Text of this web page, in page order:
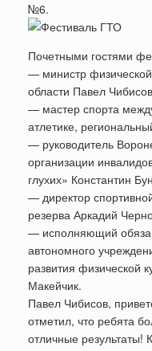
№6.
Почетными гостями
— министр
области Павел
— мастер спорта
атлетике,
— руководитель
организации
глухих» Константин
— директор
резерва Аркадий
— исполняющий
автономного
развития физической
Макейчик.
Павел Чибисов,
отметил, что ребята
отличные